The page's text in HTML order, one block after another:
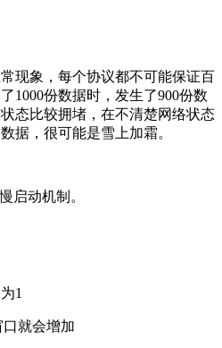
现象，每个协议都不可能保证百
1000份数据时，发生了900份数
态比较拥堵，在不清楚网络状态
据，很可能是雪上加霜。
慢启动机制。
1
就会增加